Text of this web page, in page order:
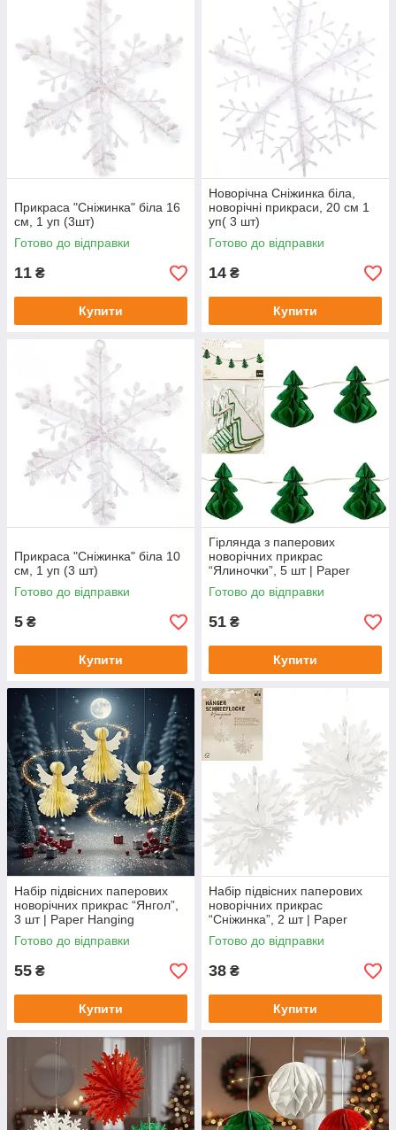
Прикраса "Сніжинка" біла 16
см, 1 уп (3шт)
Готово до відправки
11 ₴
Купити
Новорічна Сніжинка біла,
новорічні прикраси, 20 см 1
уп( 3 шт)
Готово до відправки
14 ₴
Купити
Прикраса "Сніжинка" біла 10
см, 1 уп (3 шт)
Готово до відправки
5 ₴
Купити
Гірлянда з паперових
новорічних прикрас
“Ялиночки”, 5 шт | Paper
Garland Christmas Trees
Готово до відправки
51 ₴
Купити
Набір підвісних паперових
новорічних прикрас “Янгол”,
3 шт | Paper Hanging
Decorations Angels
Готово до відправки
55 ₴
Купити
Набір підвісних паперових
новорічних прикрас
“Сніжинка”, 2 шт | Paper
Hanging Decorations
Snowflake
Готово до відправки
38 ₴
Купити